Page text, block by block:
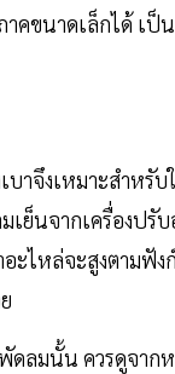
คขนาดเล็กได้ เป็
บาจึงเหมาะสำหรั
เย็นจากเครื่องปรับ
อะไหล่จะสูงตามฟั
ดลมนั้น ควรดูจาก